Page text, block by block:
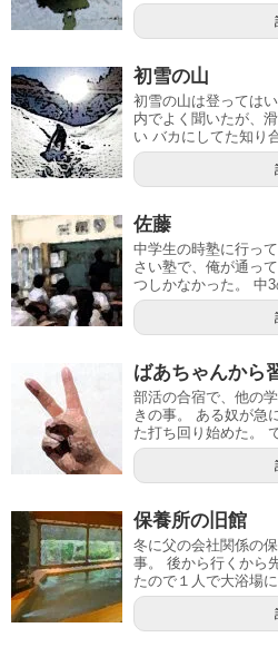
初雪の山
初雪の山は登っては
内でよく聞いたが、
い バカにしてた知り
佐藤
中学生の時塾に行っ
さい塾で、俺が通っ
つしかなかった。 中3
ばあちゃんから
部活の合宿で、他の
きの事。 ある奴が急
た打ち回り始めた。
保養所の旧館
冬に父の会社関係の
事。 後から行くから
たので１人で大浴場